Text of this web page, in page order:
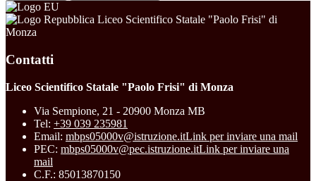
Liceo Scientifico Statale "Paolo Frisi" di
Monza
Contatti
Liceo Scientifico Statale "Paolo Frisi" di Monza
Via Sempione, 21 - 20900 Monza MB
Tel: +39 039 235981
Email: mbps05000v@istruzione.itLink per inviare una mail
PEC: mbps05000v@pec.istruzione.itLink per inviare una
mail
C.F.: 85013870150